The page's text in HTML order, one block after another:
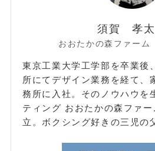
須賀 孝太
おおたかの森ファー
東京工業大学工学部を卒業後
所にてデザイン業務を経て、
務所に入社。そのノウハウを
ティング おおたかの森ファ
立。ボクシング好きの三児の